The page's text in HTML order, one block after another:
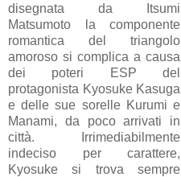
disegnata da Itsumi
Matsumoto la componente
romantica del triangolo
amoroso si complica a causa
dei poteri ESP del
protagonista Kyosuke Kasuga
e delle sue sorelle Kurumi e
Manami, da poco arrivati in
città. Irrimediabilmente
indeciso per carattere,
Kyosuke si trova sempre